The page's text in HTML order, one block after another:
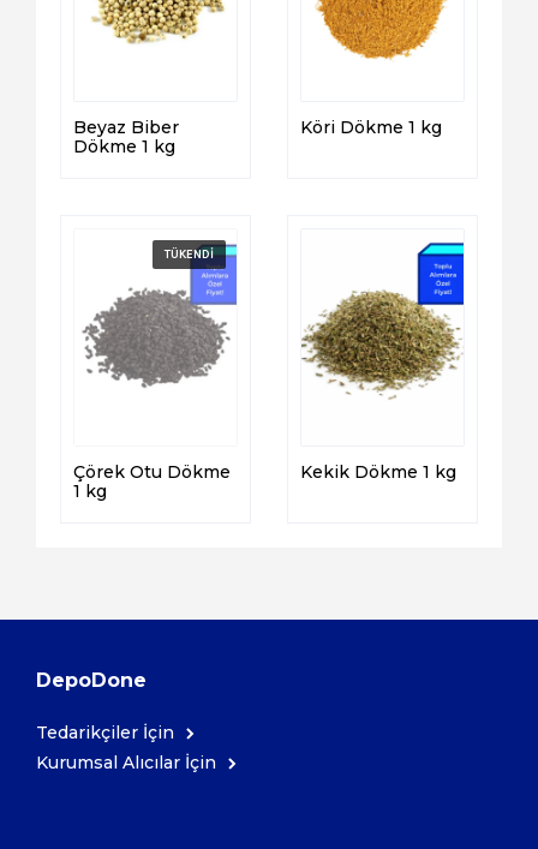
Beyaz Biber
Dökme 1 kg
Köri Dökme 1 kg
Çörek Otu Dökme
1 kg
Kekik Dökme 1 kg
DepoDone
Tedarikçiler İçin
Kurumsal Alıcılar İçin